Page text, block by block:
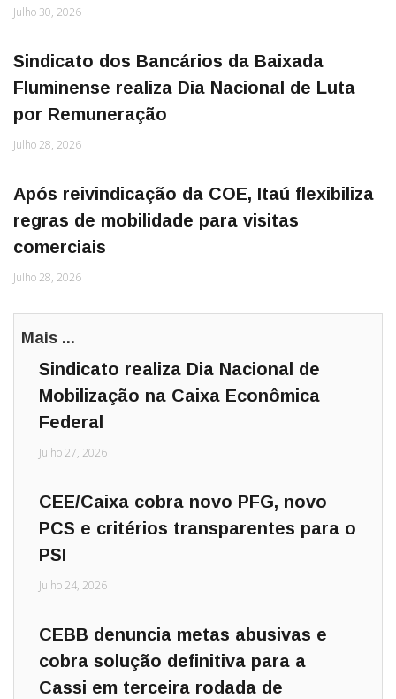
Julho 30, 2026
Sindicato dos Bancários da Baixada
Fluminense realiza Dia Nacional de Luta
por Remuneração
Julho 28, 2026
Após reivindicação da COE, Itaú flexibiliza
regras de mobilidade para visitas
comerciais
Julho 28, 2026
Mais ...
Sindicato realiza Dia Nacional de
Mobilização na Caixa Econômica
Federal
Julho 27, 2026
CEE/Caixa cobra novo PFG, novo
PCS e critérios transparentes para o
PSI
Julho 24, 2026
CEBB denuncia metas abusivas e
cobra solução definitiva para a
Cassi em terceira rodada de